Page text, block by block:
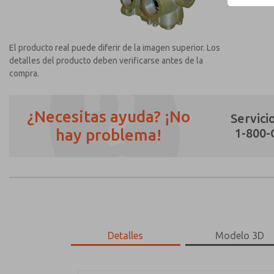
El producto real puede diferir de la imagen superior. Los
detalles del producto deben verificarse antes de la
compra.
¿Necesitas ayuda? ¡No
hay problema!
1-800-
Detalles Modelo 3D
¿Método de Contacto Preferido?
*Sí, he leído la política de privacidad y
únicamente con fines estrictamente